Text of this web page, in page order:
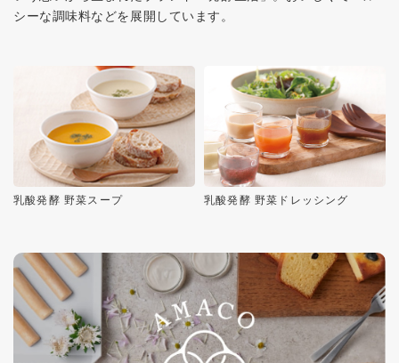
シーな調味料などを展開しています。
乳酸発酵 野菜スープ 乳酸発酵 野菜ドレッシング